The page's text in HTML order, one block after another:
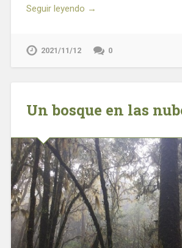
Seguir leyendo →
2021/11/12 0
Un bosque en las